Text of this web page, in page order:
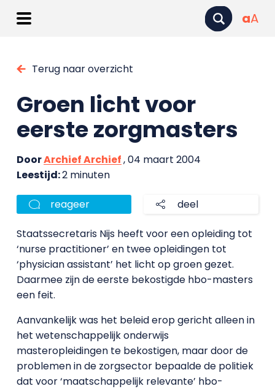
aA
Terug naar overzicht
Groen licht voor
eerste zorgmasters
DoorArchief Archief, 04 maart 2004
Leestijd:2 minuten
reageer deel
Staatssecretaris Nijs heeft voor een opleiding tot
‘nurse practitioner’ en twee opleidingen tot
‘physician assistant’ het licht op groen gezet.
Daarmee zijn de eerste bekostigde hbo-masters
een feit.
Aanvankelijk was het beleid erop gericht alleen in
het wetenschappelijk onderwijs
masteropleidingen te bekostigen, maar door de
problemen in de zorgsector bepaalde de politiek
dat voor ‘maatschappelijk relevante’ hbo-